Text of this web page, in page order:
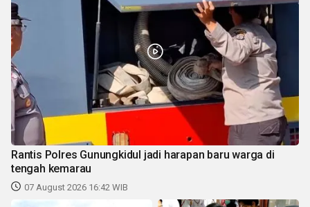
Rantis Polres Gunungkidul jadi harapan baru warga di
tengah kemarau
07 August 2026 16:42 WIB